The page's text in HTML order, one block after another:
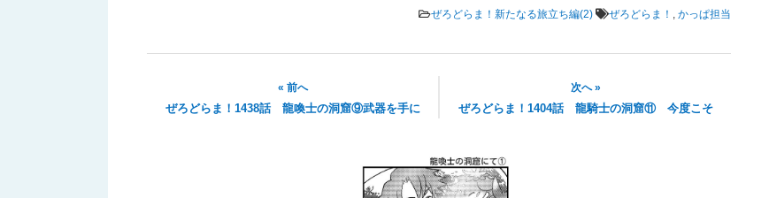
ぜろどらま！新たなる旅立ち編(2) ぜろどらま！ , かっぱ担当
« 前へ
ぜろどらま！1438話 龍喚士の洞窟⑨武器を手に
次へ »
ぜろどらま！1404話 龍騎士の洞窟⑪ 今度こそ